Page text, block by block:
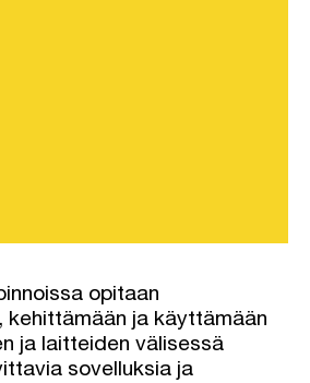
opitaan
kehittämään ja käyttämään
ja laitteiden välisessä
sovelluksia ja